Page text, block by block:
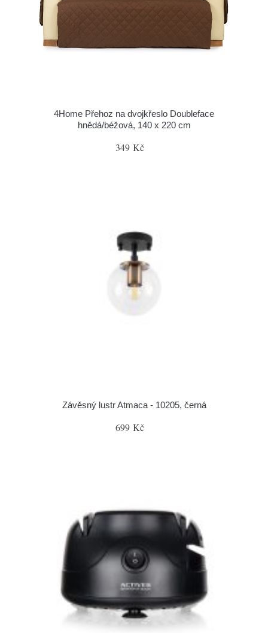
4Home Přehoz na dvojkřeslo Doubleface
hnědá/béžová, 140 x 220 cm
349 Kč
Závěsný lustr Atmaca - 10205, černá
699 Kč